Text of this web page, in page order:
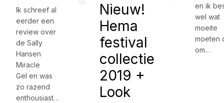
Ik schreef al
eerder een
review over
de Sally
Hansen
Miracle
Gel en was
zo razend
enthousiast…
Nieuw!
Hema
festival
collectie
2019 +
Look
en ik
wel wat
moeite
moeten
om…